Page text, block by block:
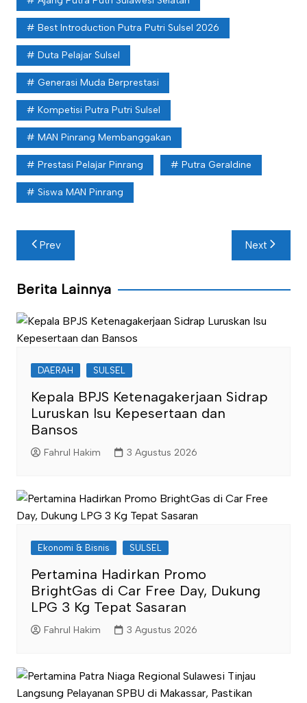
Best Introduction Putra Putri Sulsel 2026
Duta Pelajar Sulsel
Generasi Muda Berprestasi
Kompetisi Putra Putri Sulsel
MAN Pinrang Membanggakan
Prestasi Pelajar Pinrang Putra Geraldine
Siswa MAN Pinrang
Navigasi
pos
Prev Next
Berita Lainnya
DAERAH SULSEL
Kepala BPJS Ketenagakerjaan Sidrap
Luruskan Isu Kepesertaan dan
Bansos
Fahrul Hakim 3 Agustus 2026
Ekonomi & Bisnis SULSEL
Pertamina Hadirkan Promo
BrightGas di Car Free Day, Dukung
LPG 3 Kg Tepat Sasaran
Fahrul Hakim 3 Agustus 2026